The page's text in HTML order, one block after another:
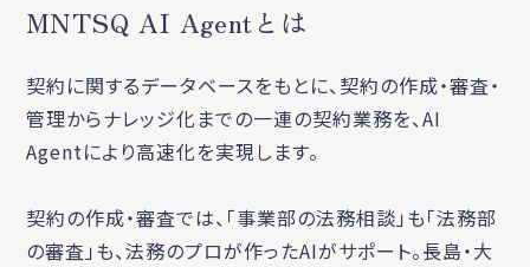
MNTSQ AI Agentとは
契約に関するデータベースをもとに、契約の作成・審査・
管理からナレッジ化までの一連の契約業務を、AI
Agentにより高速化を実現します。
契約の作成・審査では、「事業部の法務相談」も「法務部
の審査」も、法務のプロが作ったAIがサポート。長島・大